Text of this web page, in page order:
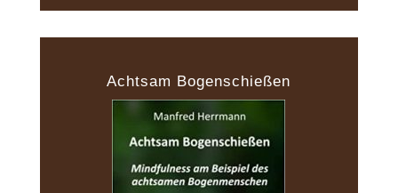
Achtsam Bogenschießen